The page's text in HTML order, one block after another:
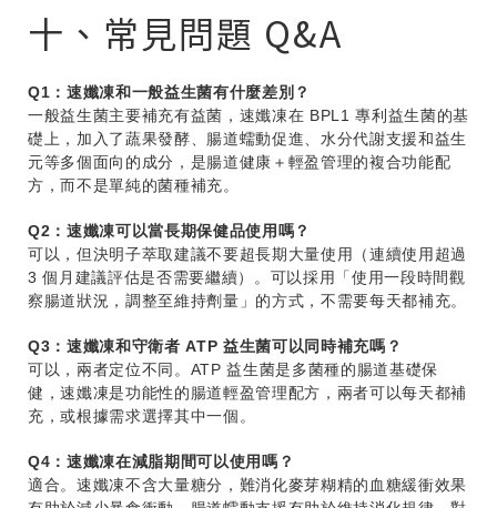
十、常見問題 Q&A
Q1：速孅凍和一般益生菌有什麼差別？
一般益生菌主要補充有益菌，速孅凍在 BPL1 專利益生菌的基
礎上，加入了蔬果發酵、腸道蠕動促進、水分代謝支援和益生
元等多個面向的成分，是腸道健康＋輕盈管理的複合功能配
方，而不是單純的菌種補充。
Q2：速孅凍可以當長期保健品使用嗎？
可以，但決明子萃取建議不要超長期大量使用（連續使用超過
3 個月建議評估是否需要繼續）。可以採用「使用一段時間觀
察腸道狀況，調整至維持劑量」的方式，不需要每天都補充。
Q3：速孅凍和守衛者 ATP 益生菌可以同時補充嗎？
可以，兩者定位不同。ATP 益生菌是多菌種的腸道基礎保
健，速孅凍是功能性的腸道輕盈管理配方，兩者可以每天都補
充，或根據需求選擇其中一個。
Q4：速孅凍在減脂期間可以使用嗎？
適合。速孅凍不含大量糖分，難消化麥芽糊精的血糖緩衝效果